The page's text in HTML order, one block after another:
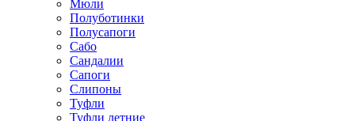
Мюли
Полуботинки
Полусапоги
Сабо
Сандалии
Сапоги
Слипоны
Туфли
Туфли летние